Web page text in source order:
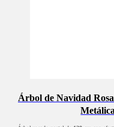
Árbol de Navidad